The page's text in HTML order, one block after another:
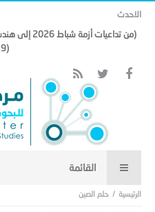
الاحدث
(من تداعيات
(19)
حلم الصين